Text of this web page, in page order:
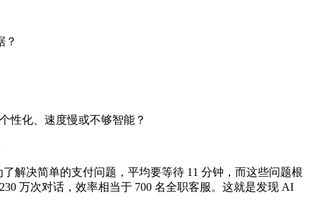
？
性化、速度慢或不够智能？
解决简单的支付问题，平均要等待 11 分钟，而这些问题根
万次对话，效率相当于 700 名全职客服。这就是发现 AI